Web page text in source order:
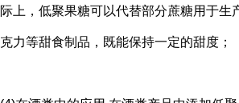
际上，低聚果糖可以代替部分蔗糖用于生
克力等甜食制品，既能保持一定的甜度；